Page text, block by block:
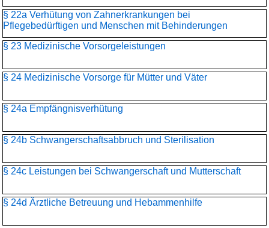
§ 22a Verhütung von Zahnerkrankungen bei
Pflegebedürftigen und Menschen mit Behinderungen
§ 23 Medizinische Vorsorgeleistungen
§ 24 Medizinische Vorsorge für Mütter und Väter
§ 24a Empfängnisverhütung
§ 24b Schwangerschaftsabbruch und Sterilisation
§ 24c Leistungen bei Schwangerschaft und Mutterschaft
§ 24d Ärztliche Betreuung und Hebammenhilfe